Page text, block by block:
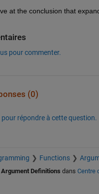
at the conclusion that
pour commenter.
(0)
répondre à cette question.
Functions
Argument Definitions dans Centre